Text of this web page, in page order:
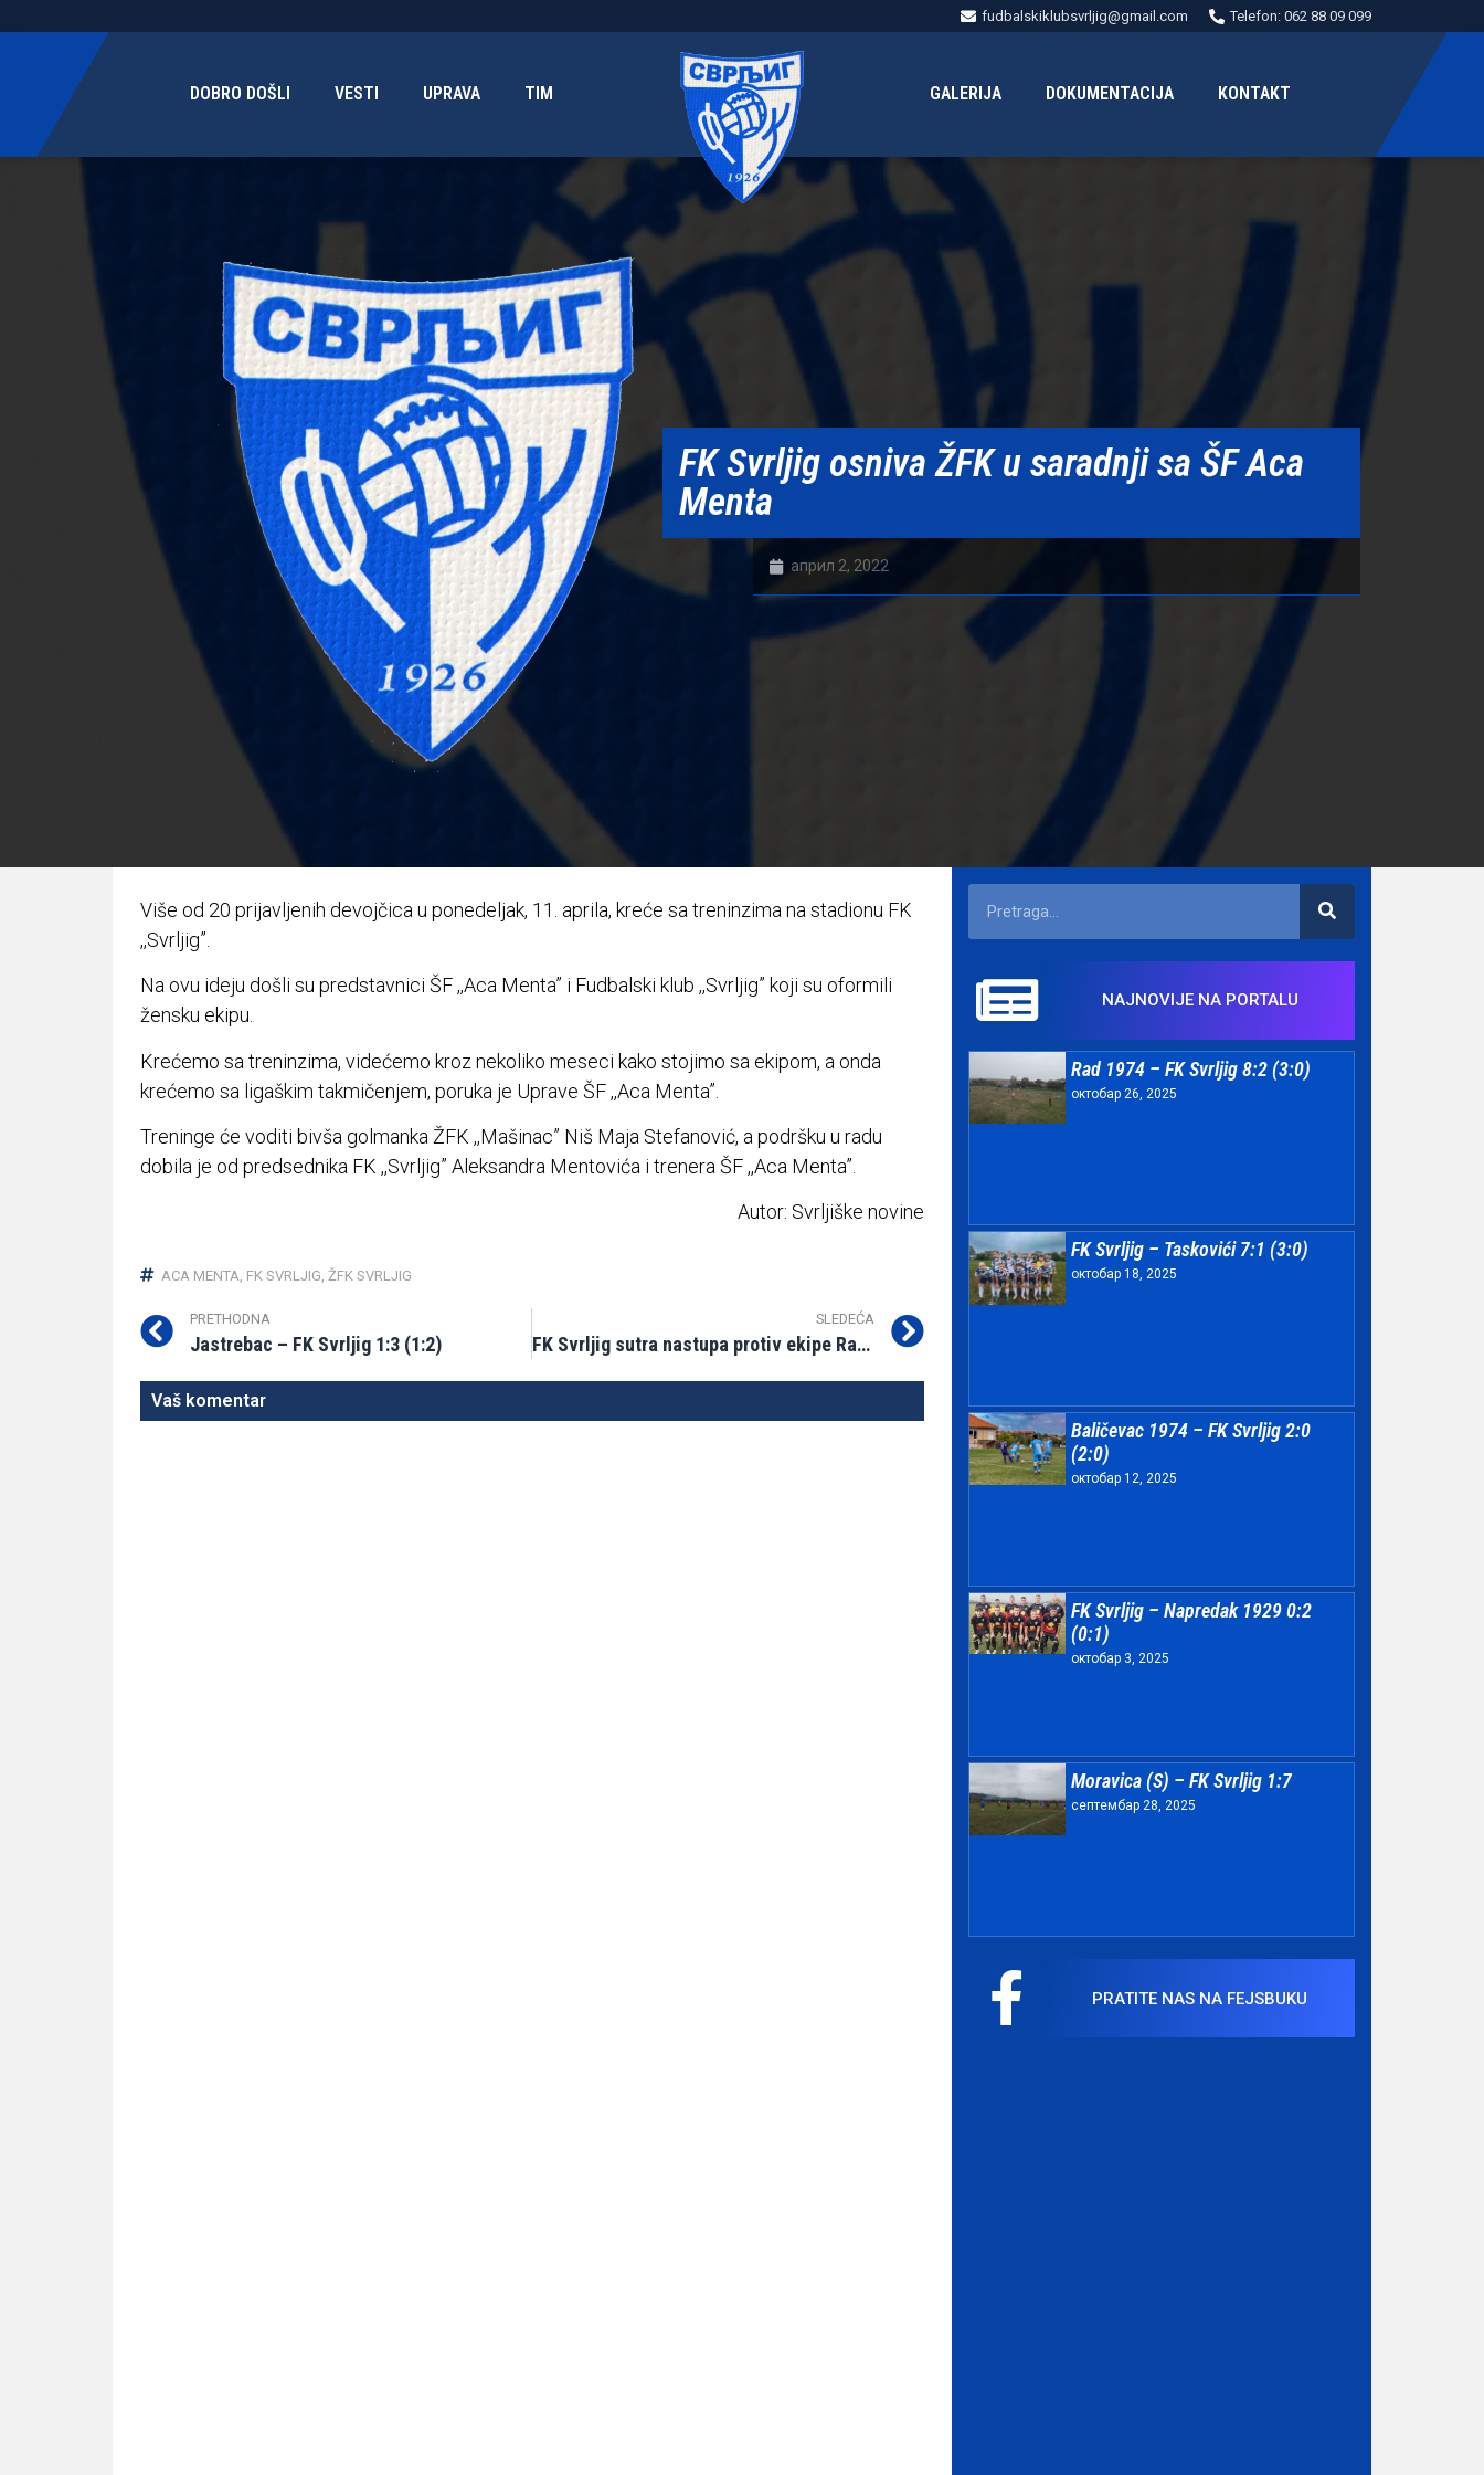
fudbalskiklubsvrljig@gmail.com Telefon: 062 88 09 099
DOBRO DOŠLI VESTI UPRAVA TIM GALERIJA DOKUMENTACIJA KONTAKT
FK Svrljig osniva ŽFK u saradnji sa ŠF Aca
Menta
април 2, 2022
Više od 20 prijavljenih devojčica u ponedeljak, 11. aprila, kreće sa treninzima na stadionu FK
,,Svrljig”.
Na ovu ideju došli su predstavnici ŠF ,,Aca Menta” i Fudbalski klub ,,Svrljig” koji su oformili
žensku ekipu.
Krećemo sa treninzima, videćemo kroz nekoliko meseci kako stojimo sa ekipom, a onda
krećemo sa ligaškim takmičenjem, poruka je Uprave ŠF ,,Aca Menta”.
Treninge će voditi bivša golmanka ŽFK ,,Mašinac” Niš Maja Stefanović, a podršku u radu
dobila je od predsednika FK ,,Svrljig” Aleksandra Mentovića i trenera ŠF ,,Aca Menta”.
Autor: Svrljiške novine
ACA MENTA FK SVRLJIG ŽFK SVRLJIG
PRETHODNA
Jastrebac – FK Svrljig 1:3 (1:2)
SLEDEĆA
FK Svrljig sutra nastupa protiv ekipe Rad iz Merošine
Vaš komentar
NAJNOVIJE NA PORTALU
Rad 1974 – FK Svrljig 8:2 (3:0)
октобар 26, 2025
FK Svrljig – Taskovići 7:1 (3:0)
октобар 18, 2025
Baličevac 1974 – FK Svrljig 2:0
(2:0)
октобар 12, 2025
FK Svrljig – Napredak 1929 0:2
(0:1)
октобар 3, 2025
Moravica (S) – FK Svrljig 1:7
септембар 28, 2025
PRATITE NAS NA FEJSBUKU